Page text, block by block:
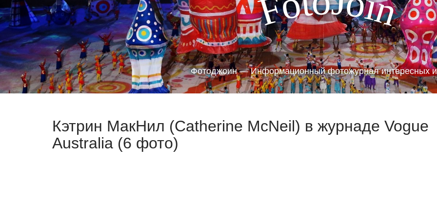
F n
Фотоджоин — Информационный фотожурнал интересных
Кэтрин МакНил (Catherine McNeil) в журнаде Vogue
Australia (6 фото)